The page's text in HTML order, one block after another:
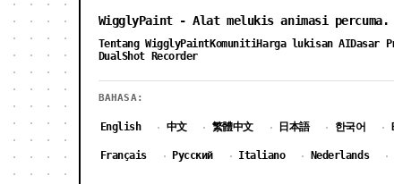
WigglyPaint - Alat melukis animasi
Tentang WigglyPaintKomunitiHarga lukisan AIDasar
DualShot Recorder
BAHASA:
English · 中文 · 繁體中文 · 日本語 · 한국어 ·
Français · Русский · Italiano · Nederlands ·